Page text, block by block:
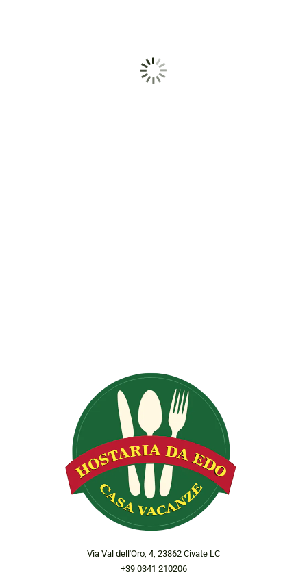
Via Val dell'Oro, 4, 23862 Civate LC
+39 0341 210206